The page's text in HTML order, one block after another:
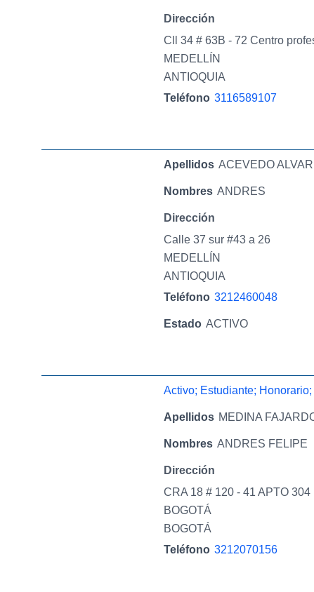
Dirección
Cll 34 # 63B - 72 Centro
MEDELLÍN
ANTIOQUIA
Teléfono 3116589107
Apellidos ACEVEDO
Nombres ANDRES
Dirección
Calle 37 sur #43 a 26
MEDELLÍN
ANTIOQUIA
Teléfono 3212460048
Estado ACTIVO
Activo; Estudiante; Honorario;
Apellidos MEDINA
Nombres ANDRES FELIPE
Dirección
CRA 18 # 120 - 41 APTO 304
BOGOTÁ
BOGOTÁ
Teléfono 3212070156